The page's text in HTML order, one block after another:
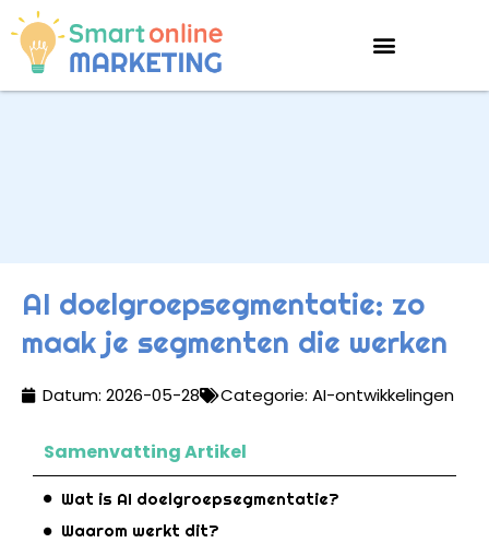
AI doelgroepsegmentatie: zo
maak je segmenten die werken
Datum: 2026-05-28 Categorie: AI-ontwikkelingen
Samenvatting Artikel
Wat is AI doelgroepsegmentatie?
Waarom werkt dit?